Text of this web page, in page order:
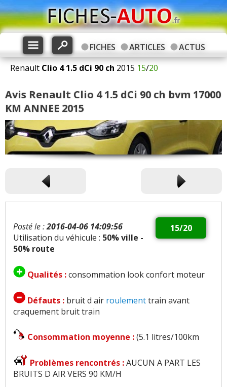
FICHES ARTICLES
ACTUS
Renault Clio 4 1.5 dCi 90 ch 2015 15/20
Avis Renault Clio 4 1.5 dCi 90 ch bvm 17000
KM ANNEE 2015
15/20
Posté le :2016-04-06 14:09:56
Utilisation du véhicule : 50% ville -
50% route
Qualités :consommation look confort moteur
Défauts : bruit d air roulementtrain avant
craquement bruit train
Consommation moyenne :(5.1 litres/100km
Problèmes rencontrés :AUCUN A PART LES
BRUITS D AIR VERS 90 KM/H